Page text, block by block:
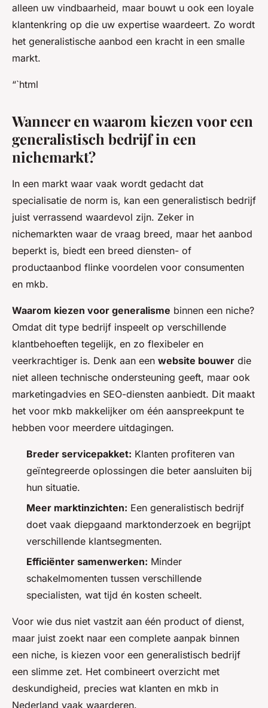
alleen uw vindbaarheid, maar bouwt u ook een loyale
klantenkring op die uw expertise waardeert. Zo wordt
het generalistische aanbod een kracht in een smalle
markt.
“`html
Wanneer en waarom kiezen voor een
generalistisch bedrijf in een
nichemarkt?
In een markt waar vaak wordt gedacht dat
specialisatie de norm is, kan een generalistisch bedrijf
juist verrassend waardevol zijn. Zeker in
nichemarkten waar de vraag breed, maar het aanbod
beperkt is, biedt een breed diensten- of
productaanbod flinke voordelen voor consumenten
en mkb.
Waarom kiezen voor generalisme binnen een niche?
Omdat dit type bedrijf inspeelt op verschillende
klantbehoeften tegelijk, en zo flexibeler en
veerkrachtiger is. Denk aan een website bouwer die
niet alleen technische ondersteuning geeft, maar ook
marketingadvies en SEO-diensten aanbiedt. Dit maakt
het voor mkb makkelijker om één aanspreekpunt te
hebben voor meerdere uitdagingen.
Breder servicepakket: Klanten profiteren van
geïntegreerde oplossingen die beter aansluiten bij
hun situatie.
Meer marktinzichten: Een generalistisch bedrijf
doet vaak diepgaand marktonderzoek en begrijpt
verschillende klantsegmenten.
Efficiënter samenwerken: Minder
schakelmomenten tussen verschillende
specialisten, wat tijd én kosten scheelt.
Voor wie dus niet vastzit aan één product of dienst,
maar juist zoekt naar een complete aanpak binnen
een niche, is kiezen voor een generalistisch bedrijf
een slimme zet. Het combineert overzicht met
deskundigheid, precies wat klanten en mkb in
Nederland vaak waarderen.